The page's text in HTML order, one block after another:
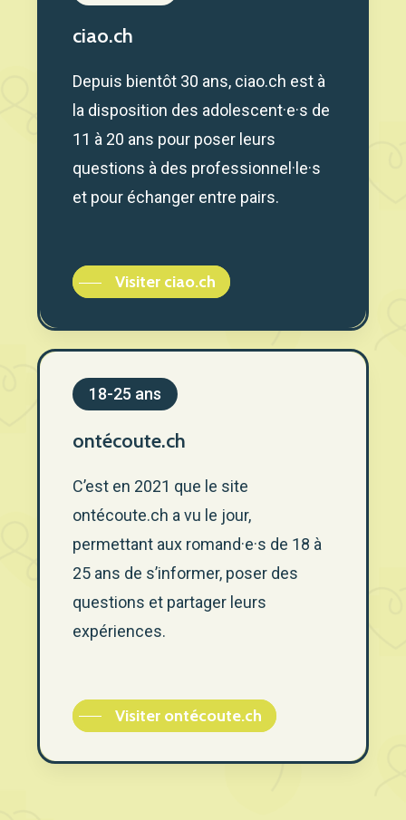
ciao.ch
Depuis bientôt 30 ans, ciao.ch est à
la disposition des adolescent·e·s de
11 à 20 ans pour poser leurs
questions à des professionnel·le·s
et pour échanger entre pairs.
Visiter ciao.ch
18-25 ans
ontécoute.ch
C’est en 2021 que le site
ontécoute.ch a vu le jour,
permettant aux romand·e·s de 18 à
25 ans de s’informer, poser des
questions et partager leurs
expériences.
Visiter ontécoute.ch